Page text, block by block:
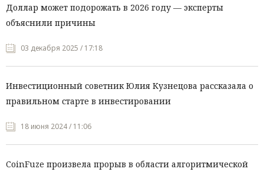
Доллар может подорожать в 2026 году — эксперты
объяснили причины
03 декабря 2025 / 17:18
Инвестиционный советник Юлия Кузнецова рассказала о
правильном старте в инвестировании
18 июня 2024 / 11:06
CoinFuze произвела прорыв в области алгоритмической